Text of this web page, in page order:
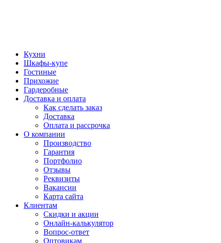
Кухни
Шкафы-купе
Гостиные
Прихожие
Гардеробные
Доставка и оплата
Как сделать заказ
Доставка
Оплата и рассрочка
О компании
Производство
Гарантия
Портфолио
Отзывы
Реквизиты
Вакансии
Карта сайта
Клиентам
Скидки и акции
Онлайн-калькулятор
Вопрос-ответ
Оптовикам